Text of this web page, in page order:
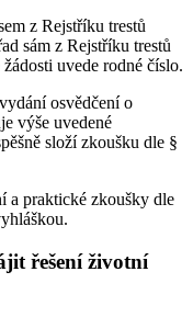
z Rejstříku trestů
sám z Rejstříku trestů
uvede rodné číslo.
osvědčení o
výše uvedené
složí zkoušku dle §
a praktické zkoušky dle
řešení životní